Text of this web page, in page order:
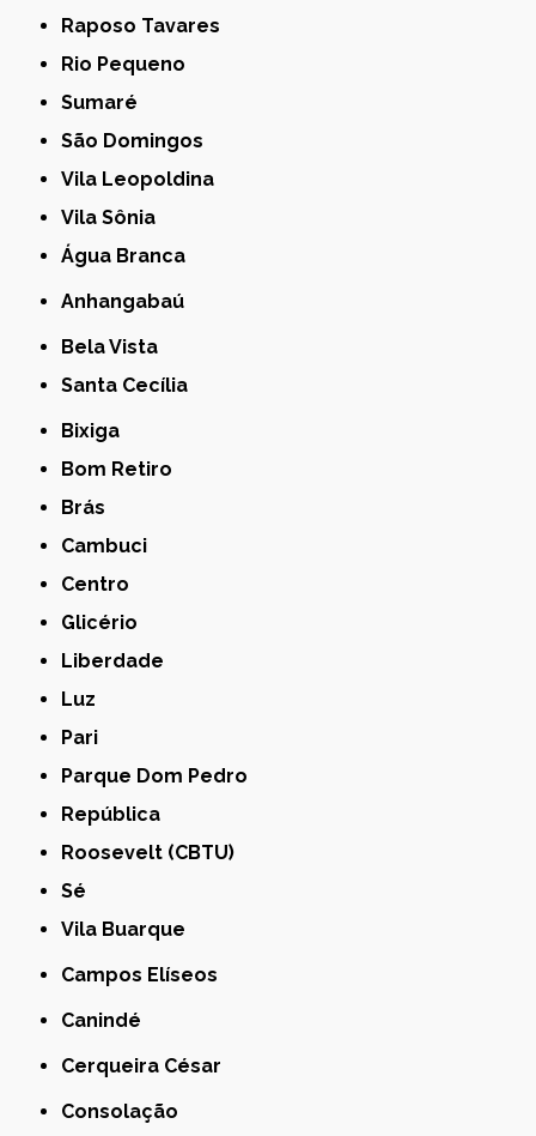
Raposo Tavares
Rio Pequeno
Sumaré
São Domingos
Vila Leopoldina
Vila Sônia
Água Branca
Anhangabaú
Bela Vista
Santa Cecília
Bixiga
Bom Retiro
Brás
Cambuci
Centro
Glicério
Liberdade
Luz
Pari
Parque Dom Pedro
República
Roosevelt (CBTU)
Sé
Vila Buarque
Campos Elíseos
Canindé
Cerqueira César
Consolação